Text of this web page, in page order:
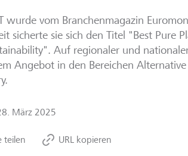
wurde vom Branchenmagazin
sicherte sie sich den Titel "Best Pure
Auf regionaler und
Angebot in den Bereichen
März 2025
teilen URL kopieren